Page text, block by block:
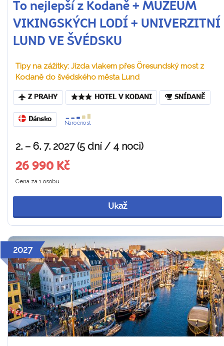
To nejlepší z Kodaně + MUZEUM
VIKINGSKÝCH LODÍ + UNIVERZITNÍ
LUND VE ŠVÉDSKU
Tipy na zážitky: Jízda vlakem přes Öresundský most z
Kodaně do švédského města Lund
Z PRAHY HOTEL V KODANI SNÍDANĚ
Dánsko
Náročnost
2. – 6. 7. 2027 (5 dní / 4 noci)
26 990 Kč
Cena za 1 osobu
Ukaž
2027